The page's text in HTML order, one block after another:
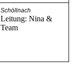
Schöllnach
Leitung: Nina &
Team